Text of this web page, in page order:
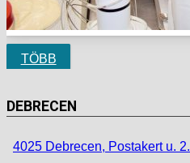
TÖBB
DEBRECEN
4025 Debrecen, Postakert u. 2.